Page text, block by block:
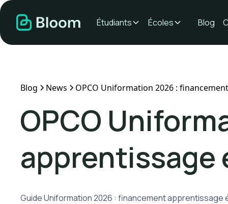
Étudiants Écoles Blog
Blog News OPCO Uniformation 2026 :
OPCO
apprentissage
Guide Uniformation 2026 : financement apprentissage